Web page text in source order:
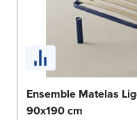
Ensemble Matelas
90x190 cm